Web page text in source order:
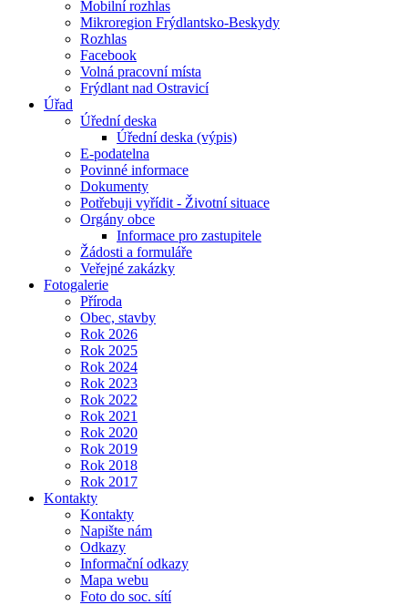
Mobilní rozhlas
Mikroregion Frýdlantsko-Beskydy
Rozhlas
Facebook
Volná pracovní místa
Frýdlant nad Ostravicí
Úřad
Úřední deska
Úřední deska (výpis)
E-podatelna
Povinné informace
Dokumenty
Potřebuji vyřídit - Životní situace
Orgány obce
Informace pro zastupitele
Žádosti a formuláře
Veřejné zakázky
Fotogalerie
Příroda
Obec, stavby
Rok 2026
Rok 2025
Rok 2024
Rok 2023
Rok 2022
Rok 2021
Rok 2020
Rok 2019
Rok 2018
Rok 2017
Kontakty
Kontakty
Napište nám
Odkazy
Informační odkazy
Mapa webu
Foto do soc. sítí